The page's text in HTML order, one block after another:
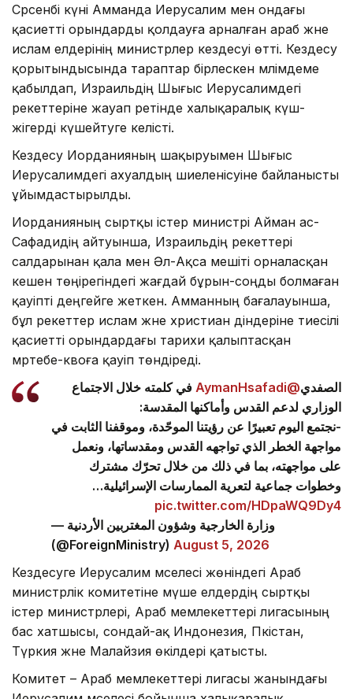
Сәрсенбі күні Амманда Иерусалим мен ондағы
қасиетті орындарды қолдауға арналған араб және
ислам елдерінің министрлер кездесуі өтті. Кездесу
қорытындысында тараптар бірлескен мәлімдеме
қабылдап, Израильдің Шығыс Иерусалимдегі
әрекеттеріне жауап ретінде халықаралық күш-
жігерді күшейтуге келісті.
Кездесу Иорданияның шақыруымен Шығыс
Иерусалимдегі ахуалдың шиеленісуіне байланысты
ұйымдастырылды.
Иорданияның сыртқы істер министрі Айман ас-
Сафадидің айтуынша, Израильдің әрекеттері
салдарынан қала мен Әл-Ақса мешіті орналасқан
кешен төңірегіндегі жағдай бұрын-соңды болмаған
қауіпті деңгейге жеткен. Амманның бағалауынша,
бұл әрекеттер ислам және христиан діндеріне тиесілі
қасиетті орындардағы тарихи қалыптасқан
мәртебе-квоға қауіп төндіреді.
الصفدي@AymanHsafadi
في كلمته خلال الاجتماع
الوزاري لدعم القدس وأماكنها المقدسة:
-نجتمع اليوم تعبيرًا عن رؤيتنا الموحّدة، وموقفنا الثابت في
مواجهة الخطر الذي تواجهه القدس ومقدساتها، ونعمل
على مواجهته، بما في ذلك من خلال تحرّك مشترك
وخطوات جماعية لتعرية الممارسات الإسرائيلية…
pic.twitter.com/HDpaWQ9Dy4
— وزارة الخارجية وشؤون المغتربين الأردنية
(@ForeignMinistry) August 5, 2026
Кездесуге Иерусалим мәселесі жөніндегі Араб
министрлік комитетіне мүше елдердің сыртқы
істер министрлері, Араб мемлекеттері лигасының
бас хатшысы, сондай-ақ Индонезия, Пәкістан,
Түркия және Малайзия өкілдері қатысты.
Комитет – Араб мемлекеттері лигасы жанындағы